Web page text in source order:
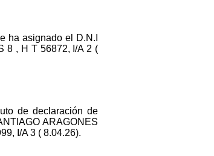
ha asignado el D.N.I
8 , H T 56872, I/A 2 (
de declaración de
ARAGONES
I/A 3 ( 8.04.26).